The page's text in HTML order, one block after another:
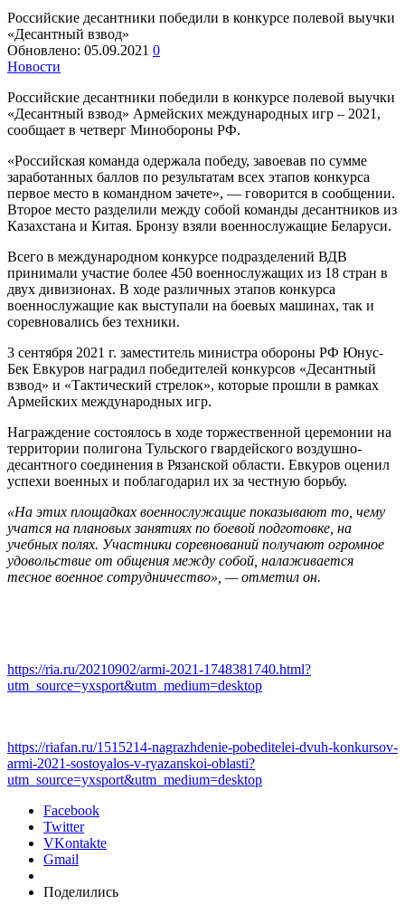
Российские десантники победили в конкурсе полевой выучки
«Десантный взвод»
Обновлено: 05.09.2021 0
Новости
Российские десантники победили в конкурсе полевой выучки
«Десантный взвод» Армейских международных игр – 2021,
сообщает в четверг Минобороны РФ.
«Российская команда одержала победу, завоевав по сумме
заработанных баллов по результатам всех этапов конкурса
первое место в командном зачете», — говорится в сообщении.
Второе место разделили между собой команды десантников из
Казахстана и Китая. Бронзу взяли военнослужащие Беларуси.
Всего в международном конкурсе подразделений ВДВ
принимали участие более 450 военнослужащих из 18 стран в
двух дивизионах. В ходе различных этапов конкурса
военнослужащие как выступали на боевых машинах, так и
соревновались без техники.
3 сентября 2021 г. заместитель министра обороны РФ Юнус-
Бек Евкуров наградил победителей конкурсов «Десантный
взвод» и «Тактический стрелок», которые прошли в рамках
Армейских международных игр.
Награждение состоялось в ходе торжественной церемонии на
территории полигона Тульского гвардейского воздушно-
десантного соединения в Рязанской области. Евкуров оценил
успехи военных и поблагодарил их за честную борьбу.
«На этих площадках военнослужащие показывают то, чему
учатся на плановых занятиях по боевой подготовке, на
учебных полях. Участники соревнований получают огромное
удовольствие от общения между собой, налаживается
тесное военное сотрудничество», — отметил он.
https://ria.ru/20210902/armi-2021-1748381740.html?
utm_source=yxsport&utm_medium=desktop
https://riafan.ru/1515214-nagrazhdenie-pobeditelei-dvuh-konkursov-
armi-2021-sostoyalos-v-ryazanskoi-oblasti?
utm_source=yxsport&utm_medium=desktop
Facebook
Twitter
VKontakte
Gmail
Поделились